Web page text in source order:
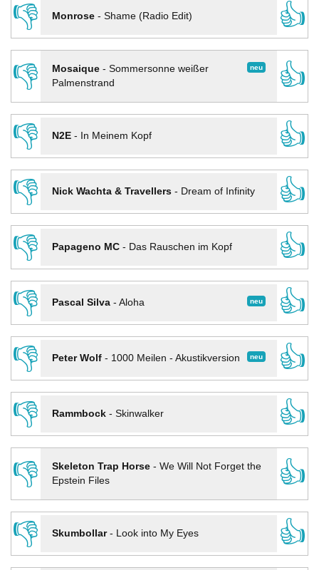
👎
Monrose- Shame (Radio Edit)
👍
👎
neu
Mosaique- Sommersonne weißer
Palmenstrand
👍
👎
N2E- In Meinem Kopf
👍
👎
Nick Wachta & Travellers- Dream of Infinity
👍
👎
Papageno MC- Das Rauschen im Kopf
👍
👎
neu
Pascal Silva- Aloha
👍
👎
neu
Peter Wolf- 1000 Meilen - Akustikversion
👍
👎
Rammbock- Skinwalker
👍
👎
Skeleton Trap Horse- We Will Not Forget the
Epstein Files
👍
👎
Skumbollar- Look into My Eyes
👍